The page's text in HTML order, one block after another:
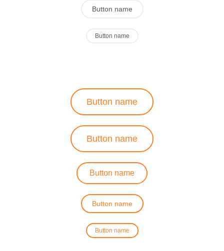
Button name
Button name
Button name
Button name
Button name
Button name
Button name